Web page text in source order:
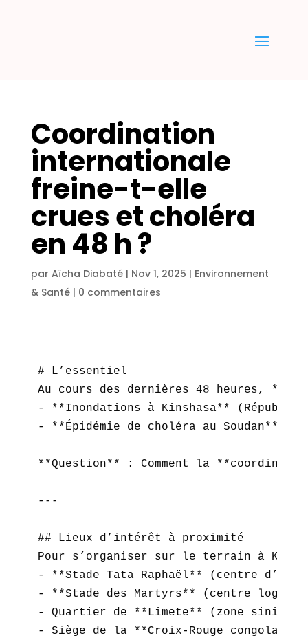
Coordination
internationale
freine-t-elle
crues et choléra
en 48 h ?
par Aïcha Diabaté| Nov 1, 2025 | Environnement
& Santé| 0 commentaires
# L’essentiel
Au cours des dernières 48 heures,
- **Inondations à Kinshasa**
- **Épidémie de choléra au Soudan** :
**Question** : Comment la
---
## Lieux d’intérêt à proximité
Pour s’organiser sur le terrain à
- **Stade Tata Raphaël** (centre
- **Stade des Martyrs** (centre
- Quartier de **Limete** (zone
- Siège de la **Croix-Rouge